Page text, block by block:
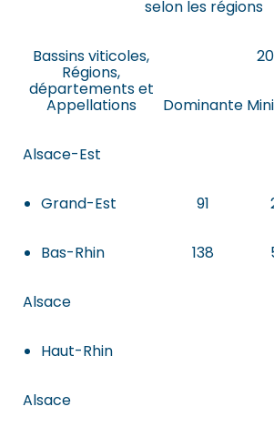
selon les régions
Bassins viticoles,
Régions,
départements et
Appellations Dominante
Alsace-Est
Grand-Est 91
Bas-Rhin 138
Alsace
Haut-Rhin
Alsace